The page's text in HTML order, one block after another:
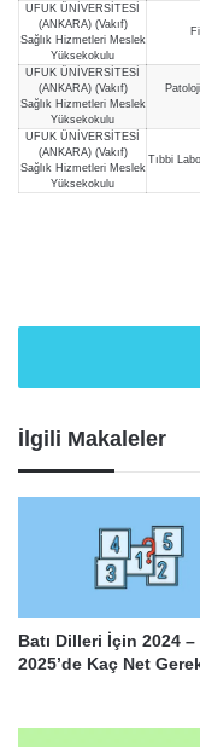
UFUK ÜNİVERSİTESİ
(ANKARA) (Vakıf)
Sağlık Hizmetleri Meslek
Yüksekokulu
UFUK ÜNİVERSİTESİ
(ANKARA) (Vakıf)
Sağlık Hizmetleri Meslek
Yüksekokulu
UFUK ÜNİVERSİTESİ
(ANKARA) (Vakıf)
Sağlık Hizmetleri Meslek
Yüksekokulu
Tıbbi
İlgili Makaleler
Batı Dilleri İçin 2024 –
2025’de Kaç Net